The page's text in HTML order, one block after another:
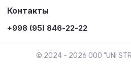
Контакты
+998 (95) 846-22-22
© 2024 - 2026 OOO "UNI